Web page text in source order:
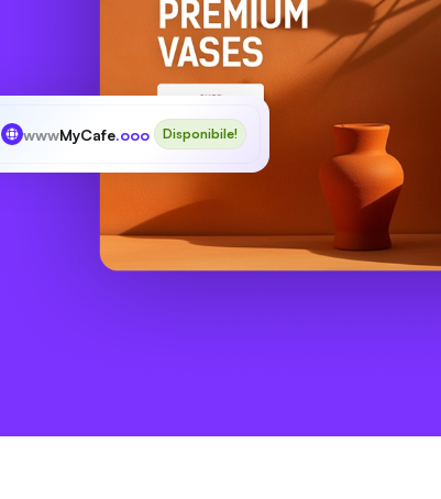
wwwMyCafe.ooo Disponibile!